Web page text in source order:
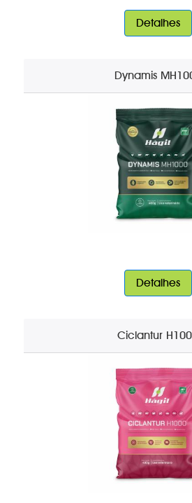
Detalhes
Dynamis
Detalhes
Ciclantur